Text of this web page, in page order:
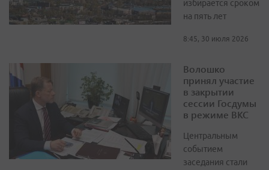
избирается сроком
на пять лет
8:45, 30 июля 2026
Волошко
принял участие
в закрытии
сессии Госдумы
в режиме ВКС
Центральным
событием
заседания стали